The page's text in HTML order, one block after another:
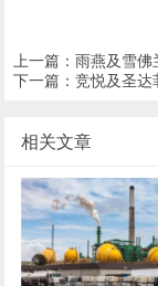
上一篇：雨燕及雪佛
下一篇：竞悦及圣达
相关文章